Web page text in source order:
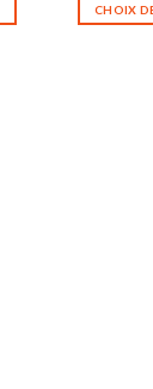
CHOIX